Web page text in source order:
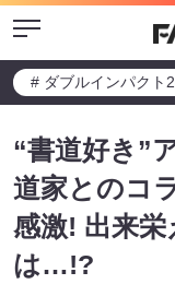
Menu
# ダブルインパクト
“書道好き”
道家とのコ
感激! 出来
は…!?